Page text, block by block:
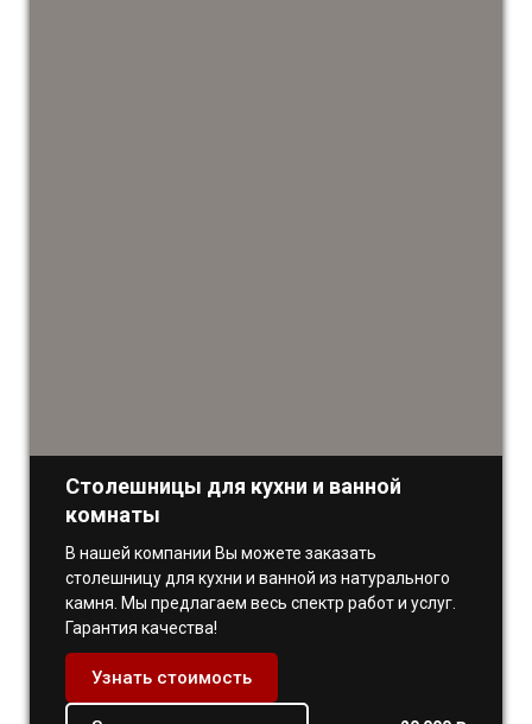
Столешницы для кухни и ванной
комнаты
В нашей компании Вы можете заказать
столешницу для кухни и ванной из натурального
камня. Мы предлагаем весь спектр работ и услуг.
Гарантия качества!
Узнать стоимость